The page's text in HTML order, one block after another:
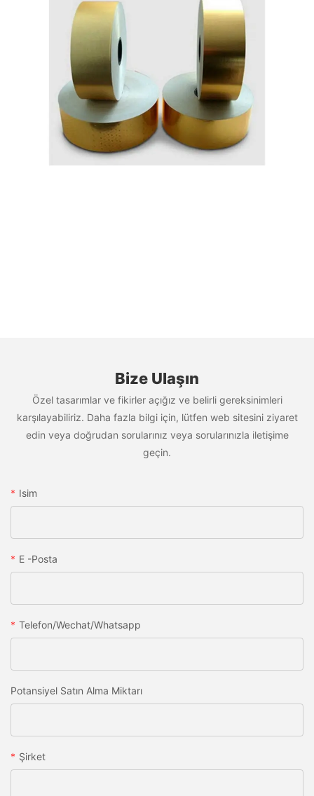
Bize Ulaşın
Özel tasarımlar ve fikirler açığız ve belirli gereksinimleri
karşılayabiliriz. Daha fazla bilgi için, lütfen web sitesini ziyaret
edin veya doğrudan sorularınız veya sorularınızla iletişime
geçin.
Isim
E -posta
Telefon/wechat/whatsapp
Potansiyel Satın Alma Miktarı
Şirket